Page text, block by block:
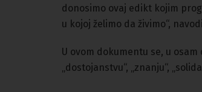
donosimo ovaj edikt kojim
u kojoj želimo da živimo“,
U ovom dokumentu se, u osam
„dostojanstvu“, „znanju“,